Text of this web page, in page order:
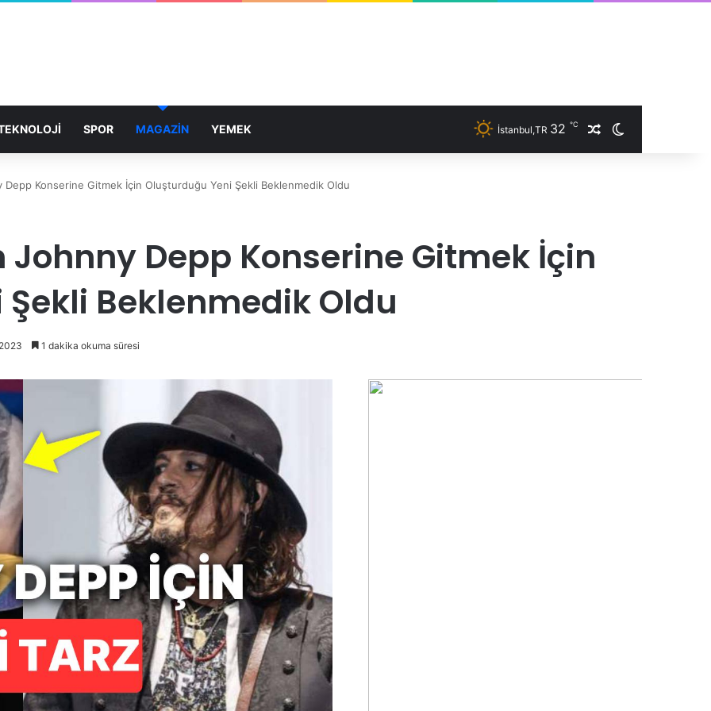
SPOR MAGAZİN YEMEK İstanbul,TR 32 ℃
Depp Konserine Gitmek İçin Oluşturduğu Yeni Şekli Beklenmedik Oldu
Johnny Depp Konserine Gitmek İçin
Beklenmedik Oldu
1 dakika okuma süresi